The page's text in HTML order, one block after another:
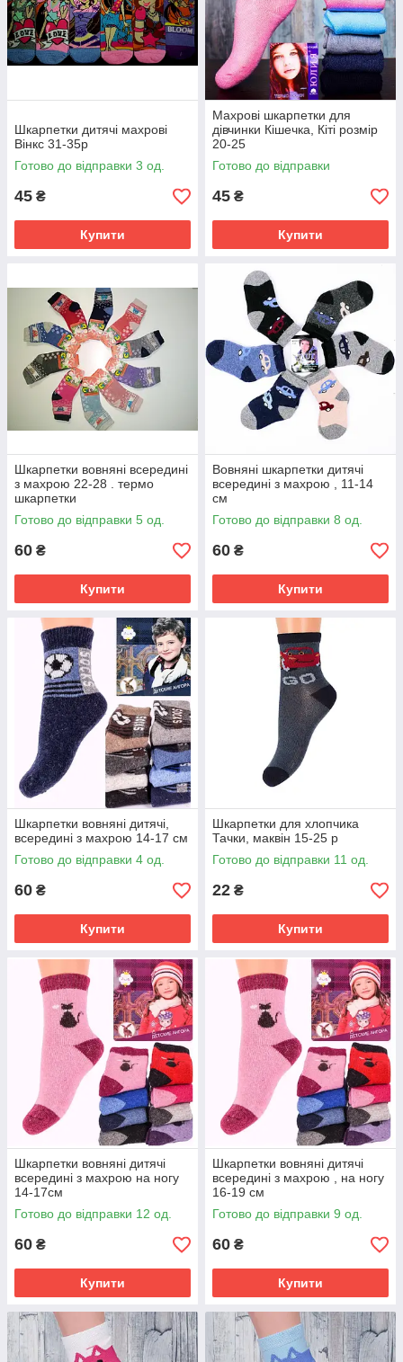
Шкарпетки дитячі махрові
Вінкс 31-35р
Готово до відправки 3 од.
45 ₴
Купити
Махрові шкарпетки для
дівчинки Кішечка, Кіті розмір
20-25
Готово до відправки
45 ₴
Купити
Шкарпетки вовняні всередині
з махрою 22-28 . термо
шкарпетки
Готово до відправки 5 од.
60 ₴
Купити
Вовняні шкарпетки дитячі
всередині з махрою , 11-14
см
Готово до відправки 8 од.
60 ₴
Купити
Шкарпетки вовняні дитячі,
всередині з махрою 14-17 см
Готово до відправки 4 од.
60 ₴
Купити
Шкарпетки для хлопчика
Тачки, маквін 15-25 р
Готово до відправки 11 од.
22 ₴
Купити
Шкарпетки вовняні дитячі
всередині з махрою на ногу
14-17см
Готово до відправки 12 од.
60 ₴
Купити
Шкарпетки вовняні дитячі
всередині з махрою , на ногу
16-19 см
Готово до відправки 9 од.
60 ₴
Купити